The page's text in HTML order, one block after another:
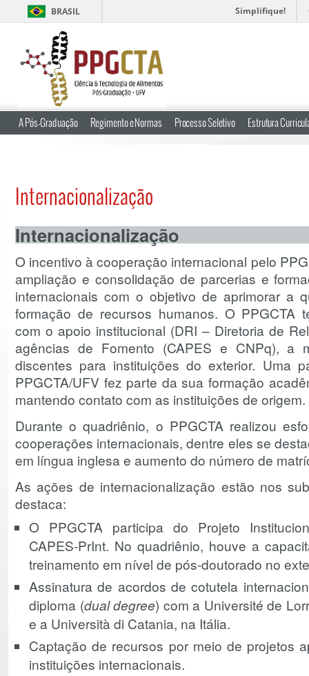
BRASIL Simplifique!
A Pós-Graduação Regimento e Normas Processo Seletivo Estrutura
Internacionalização
Internacionalização
O incentivo à cooperação internacional pelo
ampliação e consolidação de parcerias e
internacionais com o objetivo de aprimorar a
formação de recursos humanos. O PPGCTA
com o apoio institucional (DRI – Diretoria de
agências de Fomento (CAPES e CNPq), a
discentes para instituições do exterior. Uma
PPGCTA/UFV fez parte da sua formação
mantendo contato com as instituições de origem.
Durante o quadriênio, o PPGCTA realizou
cooperações internacionais, dentre eles se
em língua inglesa e aumento do número de
As ações de internacionalização estão nos
destaca:
O PPGCTA participa do Projeto
CAPES-PrInt. No quadriênio, houve a
treinamento em nível de pós-doutorado no
Assinatura de acordos de cotutela
diploma (dual degree) com a Université de
e a Università di Catania, na Itália.
Captação de recursos por meio de projetos
instituições internacionais.